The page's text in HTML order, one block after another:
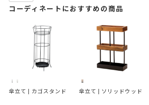
コーディネートにおすすめの商品
傘立て | カゴスタンド 傘立て | ソリッドウッド